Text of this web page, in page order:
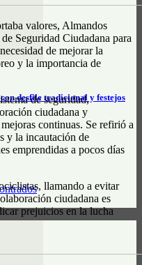
desfile tradicional y festejos
valores, Almandos
Seguridad Ciudadana para
de mejorar la
y la importancia de
de seguridad,
ciudadana y
continuas. Se refirió a
y la incautación de
emprendidas a pocos días
llamando a evitar
ciudadana es
prejuicios en la lucha